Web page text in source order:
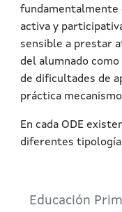
fundamentalmente
activa y
sensible a prestar
del alumnado
de dificultades de
práctica
En cada ODE
diferentes
Educación